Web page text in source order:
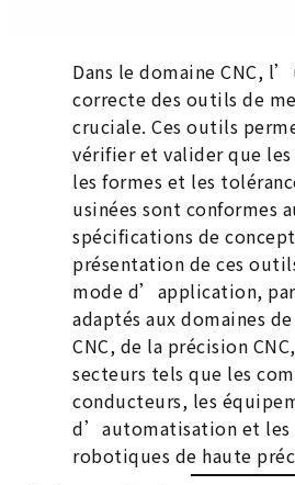
Dans le domaine CNC,
correcte des outils de
cruciale. Ces outils
vérifier et valider que
les formes et les
usinées sont conformes
spécifications de
présentation de ces
mode d’application,
adaptés aux domaines
CNC, de la précision
secteurs tels que les
conducteurs, les
d’automatisation et les
robotiques de haute